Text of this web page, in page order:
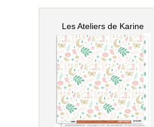
Les Ateliers de Karine